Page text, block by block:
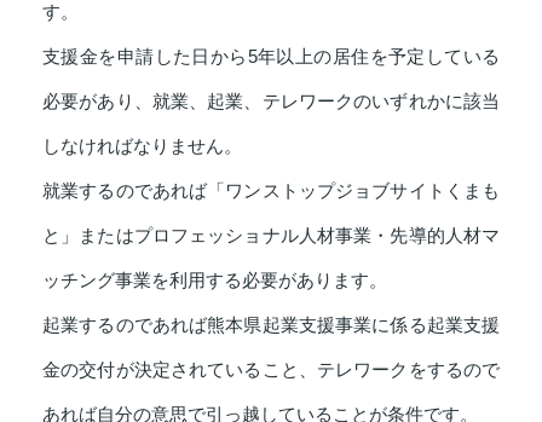
す。
支援金を申請した日から5年以上の居住を予定している
必要があり、就業、起業、テレワークのいずれかに該当
しなければなりません。
就業するのであれば「ワンストップジョブサイトくまも
と」またはプロフェッショナル人材事業・先導的人材マ
ッチング事業を利用する必要があります。
起業するのであれば熊本県起業支援事業に係る起業支援
金の交付が決定されていること、テレワークをするので
あれば自分の意思で引っ越していることが条件です。